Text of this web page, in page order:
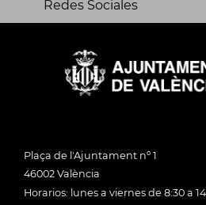
Redes Sociales
Plaça de l'Ajuntament nº 1
46002 València
Horarios: lunes a viernes de 8:30 a